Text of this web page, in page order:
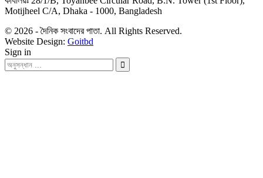
Motijheel C/A, Dhaka - 1000, Bangladesh
© 2026 - দৈনিক সংবাদের পাতা. All Rights Reserved.
Website Design: Goitbd
Sign in